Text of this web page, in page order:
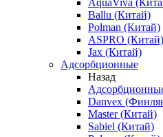
AquaViva
Ballu (Китай)
Polman (Китай)
ASPRO (Китай)
Jax (Китай)
Адсорбционные
Назад
Danvex
Master (Китай)
Sabiel (Китай)